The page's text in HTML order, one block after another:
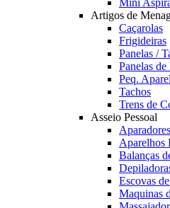
Mini
Artigos de
Caçarolas
Frigideiras
Panelas /
Panelas de
Peq.
Tachos
Trens de
Asseio Pessoal
Aparadores
Aparelhos
Balanças
Escovas
Maquinas